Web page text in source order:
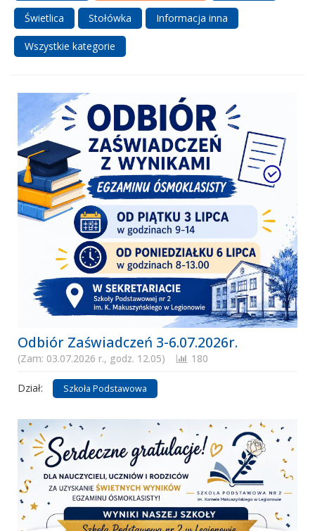
Świetlica Stołówka Informacja inna
Wszystkie kategorie
Odbiór Zaświadczeń 3-6.07.2026r.
(Zam: 03.07.2026 r., godz. 12.05) 180
Dział: Szkoła Podstawowa